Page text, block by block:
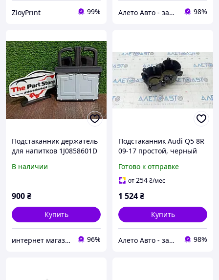
ZloyPrint 99% Алето Авто - запчасти на авто из США 98%
Подстаканник держатель
для напитков 1J0858601D
A6 C7 АУДИ А3, А5, А4 Б8,
В наличии
900₴
Купить
интернет магазин "Avtorazborka24" 96%
Подстаканник Audi Q5 8R
09-17 простой, черный
Готово к отправке
от254₴/мес
1 524₴
Купить
Алето Авто - запчасти на авто из США 98%